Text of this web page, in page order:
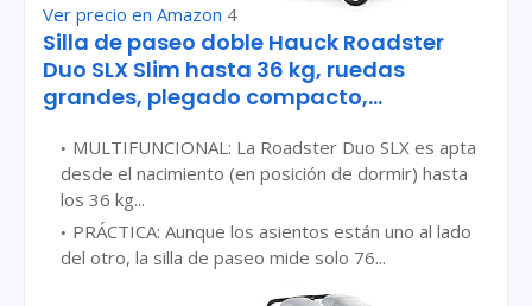
Ver precio en Amazon 4
Silla de paseo doble Hauck Roadster
Duo SLX Slim hasta 36 kg, ruedas
grandes, plegado compacto,...
MULTIFUNCIONAL: La Roadster Duo SLX es apta
desde el nacimiento (en posición de dormir) hasta
los 36 kg...
PRÁCTICA: Aunque los asientos están uno al lado
del otro, la silla de paseo mide solo 76...